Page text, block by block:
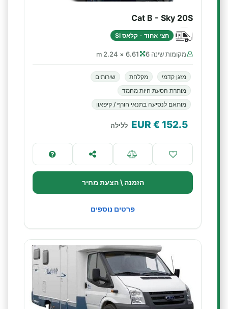
Cat B - Sky 20S
חצי אחוד - קלאס SI
מקומות שינה 6 6.61 × 2.24 m
מזגן קדמי מקלחת
שירותים
מותרת הסעת חיות מחמד
מותאם לנסיעה בתנאי חורף / קיפאון
152.5
€ EUR ללילה
הזמנה \ הצעת מחיר
פרטים נוספים